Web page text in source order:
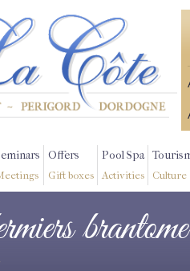
Offers
Gift boxes
Pool Spa
Activities Culture